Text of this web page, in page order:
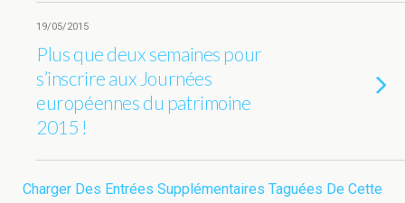
19/05/2015
Plus que deux semaines pour
s’inscrire aux Journées
européennes du patrimoine
2015 !
Charger Des Entrées Supplémentaires Taguées De Cette